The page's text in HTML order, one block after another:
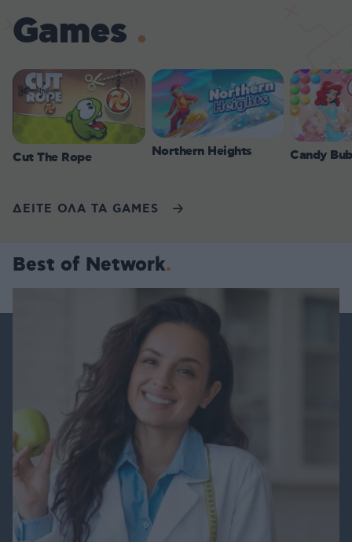
Games
Cut The Rope Northern Heights Candy
ΔΕΙΤΕ ΟΛΑ ΤΑ GAMES
Best of Network